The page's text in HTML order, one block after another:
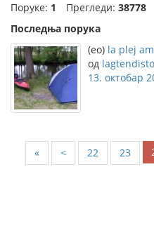
Поруке: 1 Прегледи: 38778
Последња порука
(eo) la plej
од lagtendisto
13. октобар
« < 22 23